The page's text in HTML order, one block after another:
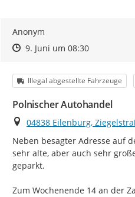
Anonym
Zeitpunkt des Erstellens
Zeitpunkt des Erstellens
9. Juni um 08:30Zur
Kategorie
Illegal abgestellte Fahrzeuge
Polnischer Autohandel
Ort
04838 Eilenburg,
Neben besagter Adresse auf
sehr alte, aber auch sehr
geparkt.
Zum Wochenende 14 an der